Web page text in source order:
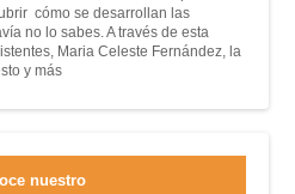
cómo se desarrollan las
no lo sabes. A través de esta
Maria Celeste Fernández, la
y más
nuestro